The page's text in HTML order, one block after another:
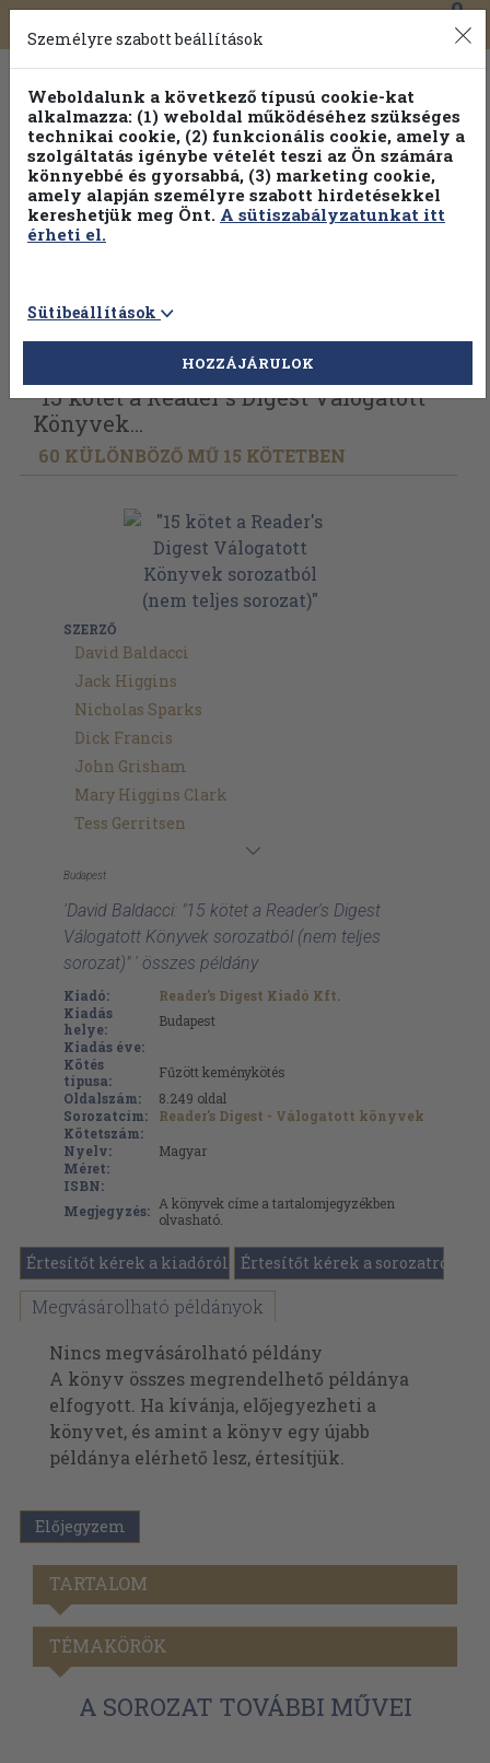
Toggle
navigation
0
Vissza az előző oldalra Válasszon példányt
"15 kötet a Reader's Digest Válogatott
Könyvek...
60 KÜLÖNBÖZŐ MŰ 15 KÖTETBEN
SZERZŐ
David Baldacci
Jack Higgins
Nicholas Sparks
Dick Francis
John Grisham
Mary Higgins Clark
Tess Gerritsen
Budapest
'David Baldacci: "15 kötet a Reader's Digest
Válogatott Könyvek sorozatból (nem teljes
sorozat)" ' összes példány
Kiadó:
Reader's Digest Kiadó Kft.
Kiadás
helye:
Budapest
Kiadás éve:
Kötés
típusa:
Fűzött keménykötés
Oldalszám:
8.249 oldal
Sorozatcím:
Reader's Digest - Válogatott könyvek
Kötetszám:
Nyelv:
Magyar
Méret:
ISBN:
Megjegyzés: A könyvek címe a tartalomjegyzékben
olvasható.
Értesítőt kérek a kiadóról Értesítőt kérek a sorozatról
Megvásárolható példányok
Nincs megvásárolható példány
A könyv összes megrendelhető példánya
elfogyott. Ha kívánja, előjegyezheti a
könyvet, és amint a könyv egy újabb
példánya elérhető lesz, értesítjük.
Előjegyzem
TARTALOM
TÉMAKÖRÖK
A SOROZAT TOVÁBBI MŰVEI
Személyre szabott beállítások
Weboldalunk a következő típusú cookie-kat
alkalmazza: (1) weboldal működéséhez szükséges
technikai cookie, (2) funkcionális cookie, amely a
szolgáltatás igénybe vételét teszi az Ön számára
könnyebbé és gyorsabbá, (3) marketing cookie,
amely alapján személyre szabott hirdetésekkel
kereshetjük meg Önt. A sütiszabályzatunkat itt
érheti el.
Sütibeállítások
HOZZÁJÁRULOK